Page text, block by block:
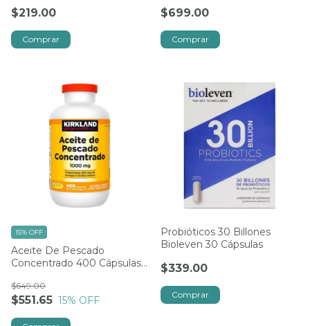
$219.00
Comprar
$699.00
Comprar
Aceite De Pescado
Concentrado 400 Cápsulas
$551.65
$649.00
15% OFF
15% OFF
Probióticos 30 Billones
Bioleven 30 Cápsulas
$339.00
Comprar